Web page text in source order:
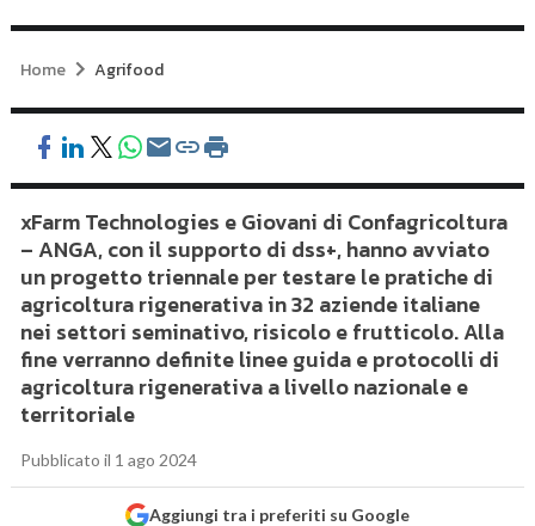
Home Agrifood
xFarm Technologies e Giovani di Confagricoltura
– ANGA, con il supporto di dss+, hanno avviato
un progetto triennale per testare le pratiche di
agricoltura rigenerativa in 32 aziende italiane
nei settori seminativo, risicolo e frutticolo. Alla
fine verranno definite linee guida e protocolli di
agricoltura rigenerativa a livello nazionale e
territoriale
Pubblicato il 1 ago 2024
Aggiungi tra i preferiti su Google